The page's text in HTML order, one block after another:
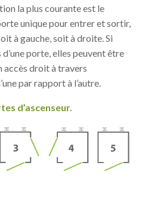
la plus courante est le
unique pour entrer et sortir,
à gauche, soit à droite. Si
porte, elles peuvent être
accès droit à travers
par rapport à l’autre.
d’ascenseur.